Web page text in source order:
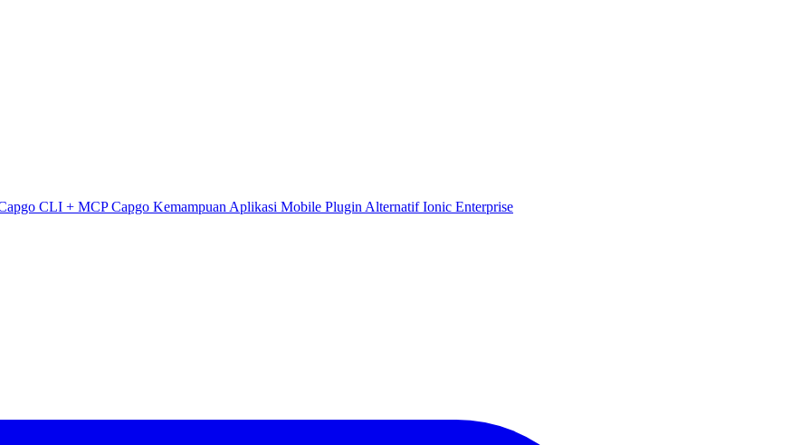
CLI + MCPCapgo Kemampuan Aplikasi Mobile Plugin Alternatif Ionic Enterprise